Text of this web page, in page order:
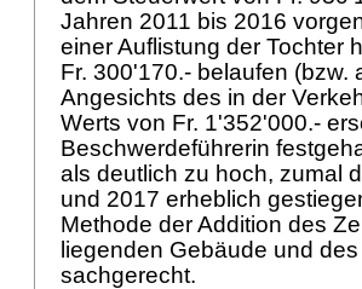
Jahren 2011 bis 2016
einer Auflistung der Tochter
Fr. 300'170.- belaufen
Angesichts des in der
Werts von Fr. 1'352'000.-
Beschwerdeführerin
als deutlich zu hoch, zumal
und 2017 erheblich
Methode der Addition des
liegenden Gebäude und
sachgerecht.